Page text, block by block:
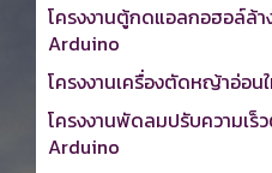
โครงงานตู้กดแอลกอฮอล์ล้
Arduino
โครงงานเครื่องตัดหญ้าอ่อน
โครงงานพัดลมปรับความเ
Arduino